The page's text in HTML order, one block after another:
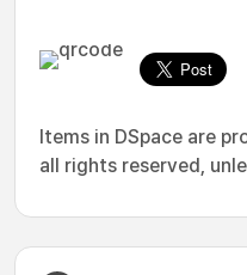
Items in DSpace are
all rights reserved,